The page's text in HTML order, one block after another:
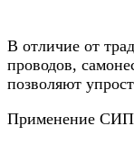
В отличие от
проводов,
позволяют
Применение СИП